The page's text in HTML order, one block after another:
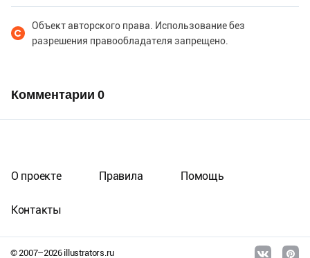
Объект авторского права. Использование без
разрешения правообладателя запрещено.
Комментарии 0
© 2007–2026illustrators.ru
О проекте Правила Помощь
Контакты